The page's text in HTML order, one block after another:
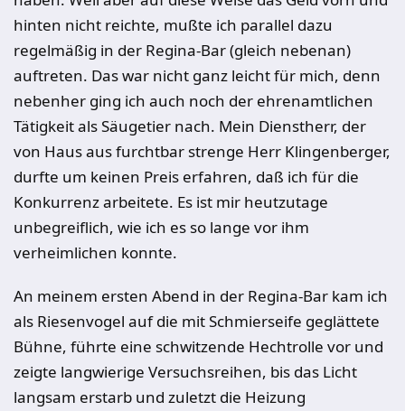
hinten nicht reichte, mußte ich parallel dazu
regelmäßig in der Regina-Bar (gleich nebenan)
auftreten. Das war nicht ganz leicht für mich, denn
nebenher ging ich auch noch der ehrenamtlichen
Tätigkeit als Säugetier nach. Mein Dienstherr, der
von Haus aus furchtbar strenge Herr Klingenberger,
durfte um keinen Preis erfahren, daß ich für die
Konkurrenz arbeitete. Es ist mir heutzutage
unbegreiflich, wie ich es so lange vor ihm
verheimlichen konnte.
An meinem ersten Abend in der Regina-Bar kam ich
als Riesenvogel auf die mit Schmierseife geglättete
Bühne, führte eine schwitzende Hechtrolle vor und
zeigte langwierige Versuchsreihen, bis das Licht
langsam erstarb und zuletzt die Heizung